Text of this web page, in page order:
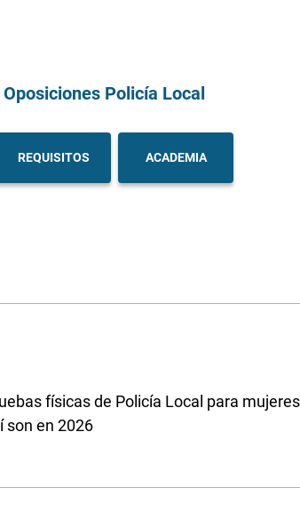
Oposiciones Policía Local
REQUISITOS ACADEMIA
físicas de Policía Local para
son en 2026